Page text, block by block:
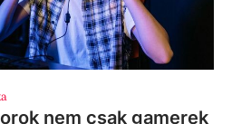
nem csak gamerek